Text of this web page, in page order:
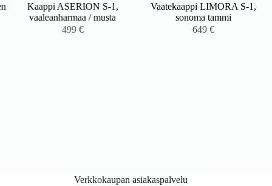
Kaappi ASERION S-1,
vaaleanharmaa / musta
499€
Vaatekaappi LIMORA S-1,
sonoma tammi
649€
Verkkokaupan asiakaspalvelu